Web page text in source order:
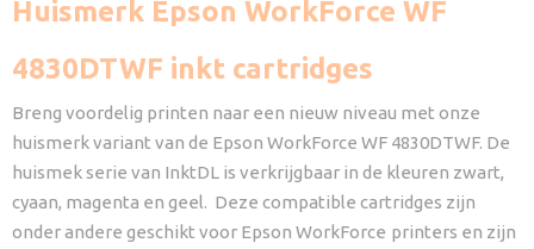
Huismerk Epson WorkForce WF
4830DTWF inkt cartridges
Breng voordelig printen naar een nieuw niveau met onze
huismerk variant van de Epson WorkForce WF 4830DTWF. De
huismek serie van InktDL is verkrijgbaar in de kleuren zwart,
cyaan, magenta en geel. Deze compatible cartridges zijn
onder andere geschikt voor Epson WorkForce printers en zijn